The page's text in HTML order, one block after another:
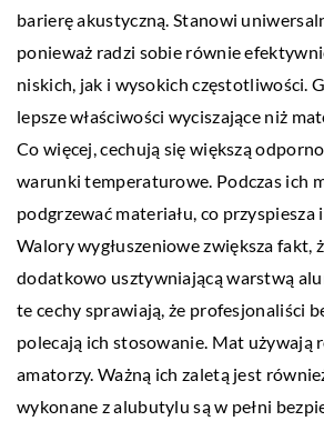
barierę akustyczną. Stanowi
ponieważ radzi sobie równie
niskich, jak i wysokich częstotliwości.
lepsze właściwości wyciszające niż
Co więcej, cechują się większą
warunki temperaturowe. Podczas ich
podgrzewać materiału, co przyspiesza
Walory wygłuszeniowe zwiększa fakt,
dodatkowo usztywniającą warstwą
te cechy sprawiają, że profesjonaliści
polecają ich stosowanie. Mat używają
amatorzy. Ważną ich zaletą jest
wykonane z alubutylu są w pełni